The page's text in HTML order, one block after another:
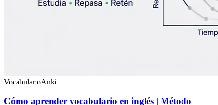
VocabularioAnki
Cómo aprender vocabulario en inglés | Método